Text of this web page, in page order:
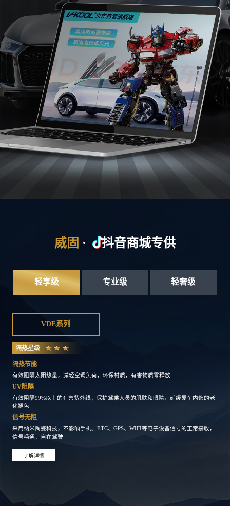
轻享级 专业级 轻奢级
VDE系列
隔热星级
隔热节能
有效阻隔太阳热量，减轻空调负荷，环保材质，有害物质零释放
UV阻隔
有效阻隔99%以上的有害紫外线，保护驾乘人员的肌肤和眼睛，延缓爱车内饰的老
化褪色
信号无阻
采用纳米陶瓷科技，不影响手机、ETC、GPS、WIFI等电子设备信号的正常接收，
信号畅通，自在驾驶
了解详情